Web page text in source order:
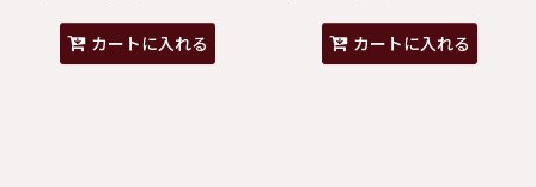
カートに入れる カートに入れる